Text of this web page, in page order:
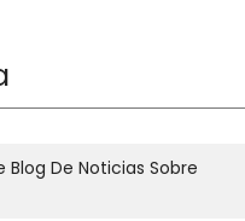
Blog De Noticias Sobre